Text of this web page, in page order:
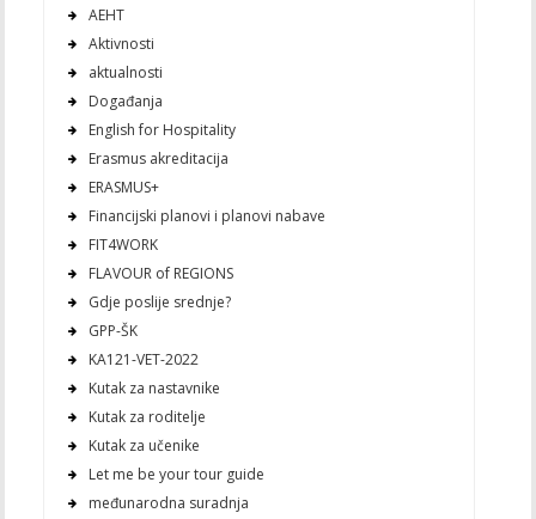
AEHT
Aktivnosti
aktualnosti
Događanja
English for Hospitality
Erasmus akreditacija
ERASMUS+
Financijski planovi i planovi nabave
FIT4WORK
FLAVOUR of REGIONS
Gdje poslije srednje?
GPP-ŠK
KA121-VET-2022
Kutak za nastavnike
Kutak za roditelje
Kutak za učenike
Let me be your tour guide
međunarodna suradnja